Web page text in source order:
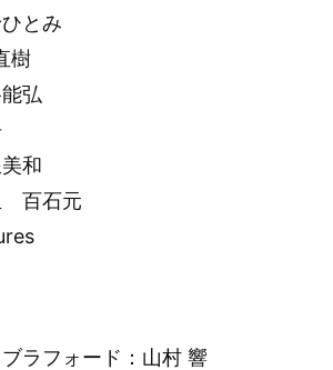
とみ
樹
弘
和
百石元
ラフォード：山村 響